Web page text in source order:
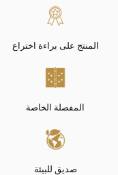
المنتج على براءة اختراع
المفصلة الخاصة
صديق للبيئة